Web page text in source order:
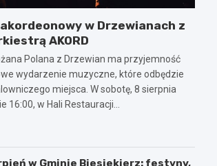
w Drzewianach z
AKORD
Polana z Drzewian ma przyjemność
wydarzenie muzyczne, które odbędzie
miejsca. W sobotę, 8 sierpnia
16:00, w Hali Restauracji…
w Gminie Biesiekierz: festyny,